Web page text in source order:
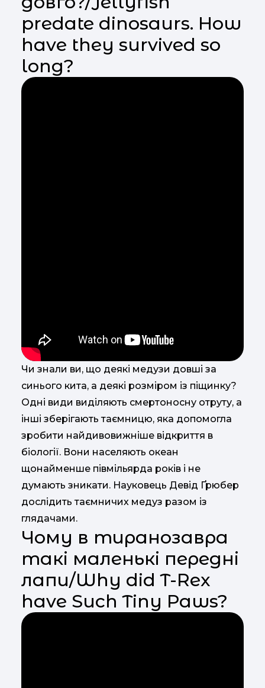
predate dinosaurs. How
have they survived so
long?
Чи знали ви, що деякі медузи довші за
синього кита, а деякі розміром із піщинку?
Одні види виділяють смертоносну отруту, а
інші зберігають таємницю, яка допомогла
зробити найдивовижніше відкриття в
біології. Вони населяють океан
щонайменше півмільярда років і не
думають зникати. Науковець Девід Ґрюбер
дослідить таємничих медуз разом із
глядачами.
Чому в тиранозавра
такі маленькі передні
лапи/Why did T-Rex
have Such Tiny Paws?